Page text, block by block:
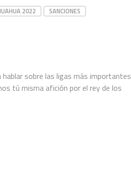
2022 SANCIONES
hablar sobre las ligas más importantes
tú misma afición por el rey de los